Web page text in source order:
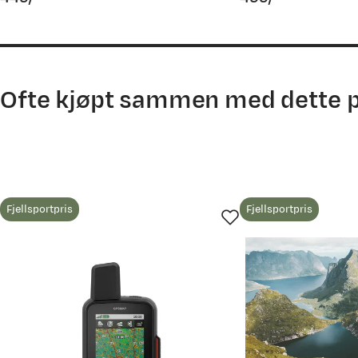
Ofte kjøpt sammen med dette
Fjellsportpris Fjellsportpris